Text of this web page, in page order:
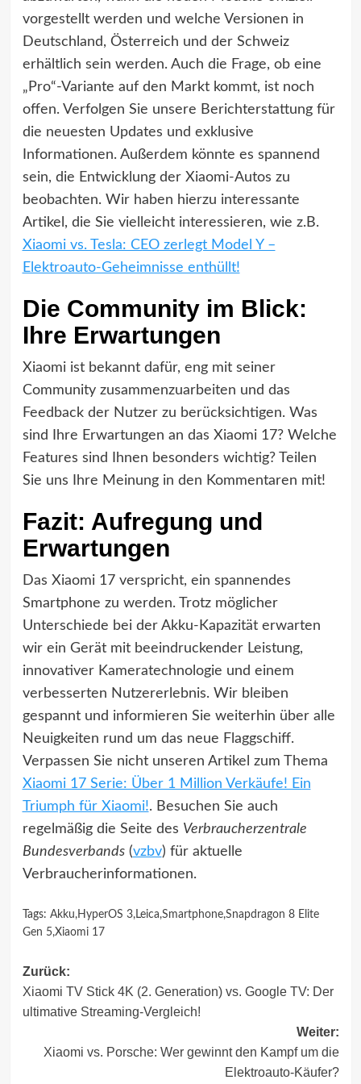
vorgestellt werden und welche Versionen in
Deutschland, Österreich und der Schweiz
erhältlich sein werden. Auch die Frage, ob eine
„Pro“-Variante auf den Markt kommt, ist noch
offen. Verfolgen Sie unsere Berichterstattung für
die neuesten Updates und exklusive
Informationen. Außerdem könnte es spannend
sein, die Entwicklung der Xiaomi-Autos zu
beobachten. Wir haben hierzu interessante
Artikel, die Sie vielleicht interessieren, wie z.B.
Xiaomi vs. Tesla: CEO zerlegt Model Y –
Elektroauto-Geheimnisse enthüllt!
Die Community im Blick:
Ihre Erwartungen
Xiaomi ist bekannt dafür, eng mit seiner
Community zusammenzuarbeiten und das
Feedback der Nutzer zu berücksichtigen. Was
sind Ihre Erwartungen an das Xiaomi 17? Welche
Features sind Ihnen besonders wichtig? Teilen
Sie uns Ihre Meinung in den Kommentaren mit!
Fazit: Aufregung und
Erwartungen
Das Xiaomi 17 verspricht, ein spannendes
Smartphone zu werden. Trotz möglicher
Unterschiede bei der Akku-Kapazität erwarten
wir ein Gerät mit beeindruckender Leistung,
innovativer Kameratechnologie und einem
verbesserten Nutzererlebnis. Wir bleiben
gespannt und informieren Sie weiterhin über alle
Neuigkeiten rund um das neue Flaggschiff.
Verpassen Sie nicht unseren Artikel zum Thema
Xiaomi 17 Serie: Über 1 Million Verkäufe! Ein
Triumph für Xiaomi!. Besuchen Sie auch
regelmäßig die Seite des Verbraucherzentrale
Bundesverbands(vzbv) für aktuelle
Verbraucherinformationen.
Tags: Akku,HyperOS 3,Leica,Smartphone,Snapdragon 8 Elite
Gen 5,Xiaomi 17
Beitragsnavigation
Zurück:
Xiaomi TV Stick 4K (2. Generation) vs. Google TV: Der
ultimative Streaming-Vergleich!
Weiter:
Xiaomi vs. Porsche: Wer gewinnt den Kampf um die
Elektroauto-Käufer?